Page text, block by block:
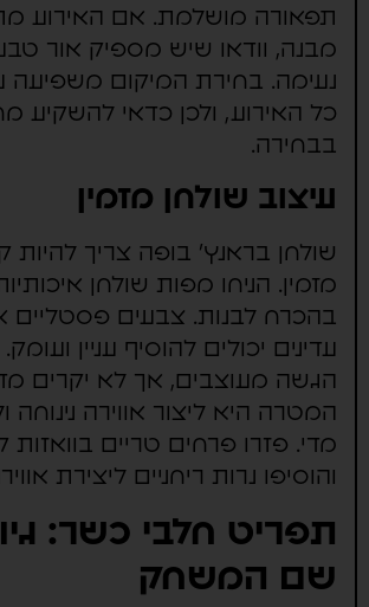
תפאורה מושלמת. אם האירוע
מבנה, וודאו שיש מספיק אור טבעי
נעימה. בחירת המיקום משפיעה
כל האירוע, ולכן כדאי להשקיע
בבחירה.
עיצוב שולחן מזמין
שולחן בראנץ' בופה צריך להיות
מזמין. הניחו מפות שולחן
בהכרח לבנות. צבעים פסטליים
עדינים יכולים להוסיף עניין ועומק.
הגשה מעוצבים, אך לא יקרים מדי.
המטרה היא ליצור אווירה נינוחה
מדי. פזרו פרחים טריים בוואזות
והוסיפו נרות ריחניים ליצירת
תפריט חלבי כשר:
שם המשחק